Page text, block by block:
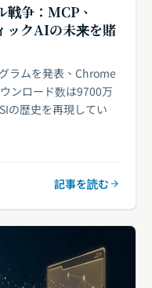
戦争：MCP、
ックAIの未来を賭
ラムを発表、Chrome
ンロード数は9700万
の歴史を再現してい
記事を読む